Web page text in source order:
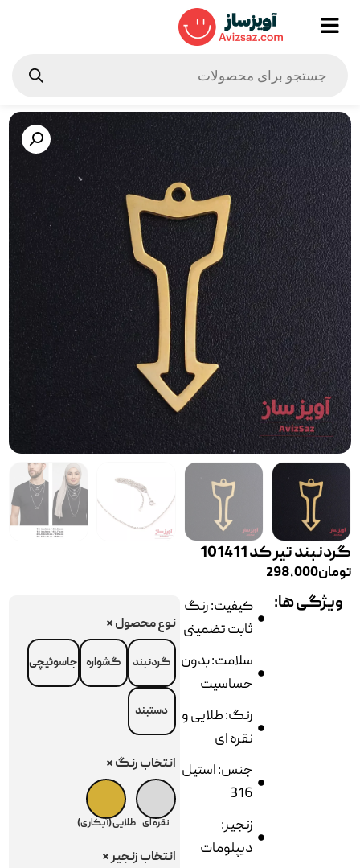
گردنبند تیر کد 101411
تومان298,000
ویژگی ها:
کیفیت: رنگ
ثابت تضمینی
سلامت: بدون
حساسیت
رنگ: طلایی و
نقره ای
جنس: استیل
316
زنجیر:
دیپلومات
نوع محصول*
گردنبند گشواره جاسوئیچی
دستبند
انتخاب رنگ*
نقره ای طلایی (آبکاری)
انتخاب زنجیر*